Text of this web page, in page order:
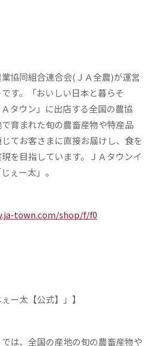
協同組合連合会(ＪＡ全農)が運営
す。「おいしい日本と暮らそ
タウン」に出店する全国の農協
で育まれた旬の農畜産物や特産品
てお客さまに直接お届けし、食を
を目指しています。ＪＡタウンイ
ぇー太」。
town.com/shop/f/f0
ー太【公式】」】
は、全国の産地の旬の農畜産物や